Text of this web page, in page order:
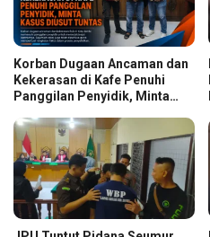
Korban Dugaan Ancaman dan
Kekerasan di Kafe Penuhi
Panggilan Penyidik, Minta